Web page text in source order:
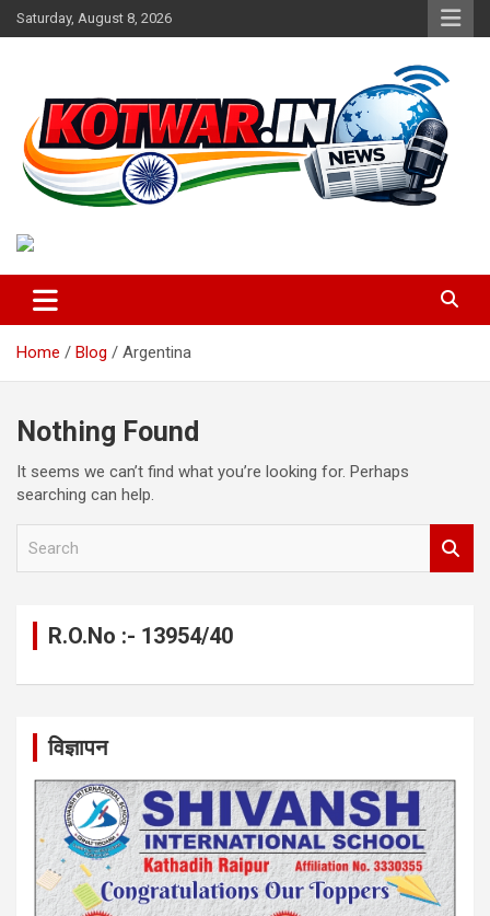
Skip
to
Saturday, August 8, 2026
kotwar.in
Home Blog Argentina
Nothing Found
It seems we can’t find what you’re looking for. Perhaps
searching can help.
R.O.No :- 13954/40
विज्ञापन